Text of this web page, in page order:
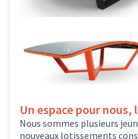
Un espace pour nous,
Nous sommes plusieurs
nouveaux lotissements